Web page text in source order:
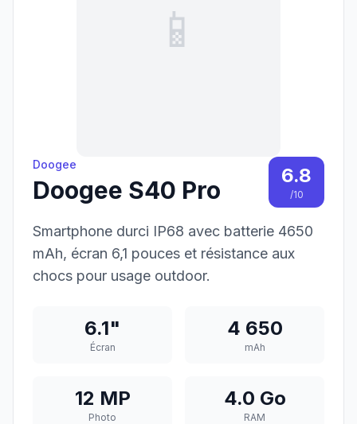
📱
Doogee
Doogee S40 Pro
6.8
/10
Smartphone durci IP68 avec batterie 4650
mAh, écran 6,1 pouces et résistance aux
chocs pour usage outdoor.
6.1"
Écran
4 650
mAh
12 MP
Photo
4.0 Go
RAM